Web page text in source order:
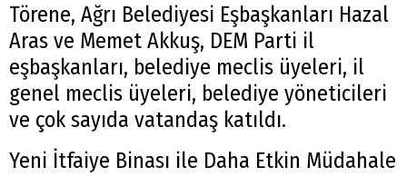
Törene, Ağrı Belediyesi Eşbaşkanları Hazal
Aras ve Memet Akkuş, DEM Parti il
eşbaşkanları, belediye meclis üyeleri, il
genel meclis üyeleri, belediye yöneticileri
ve çok sayıda vatandaş katıldı.
Yeni İtfaiye Binası ile Daha Etkin Müdahale